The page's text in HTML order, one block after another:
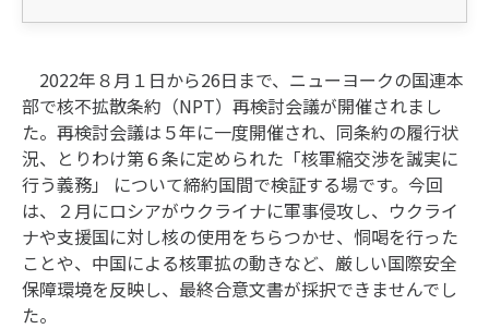
2022年８月１日から26日まで、ニューヨークの国連本
部で核不拡散条約（NPT）再検討会議が開催されまし
た。再検討会議は５年に一度開催され、同条約の履行状
況、とりわけ第６条に定められた「核軍縮交渉を誠実に
行う義務」 について締約国間で検証する場です。今回
は、２月にロシアがウクライナに軍事侵攻し、ウクライ
ナや支援国に対し核の使用をちらつかせ、恫喝を行った
ことや、中国による核軍拡の動きなど、厳しい国際安全
保障環境を反映し、最終合意文書が採択できませんでし
た。